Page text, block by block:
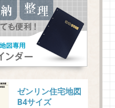
ゼンリン住宅地図
B4サイズ